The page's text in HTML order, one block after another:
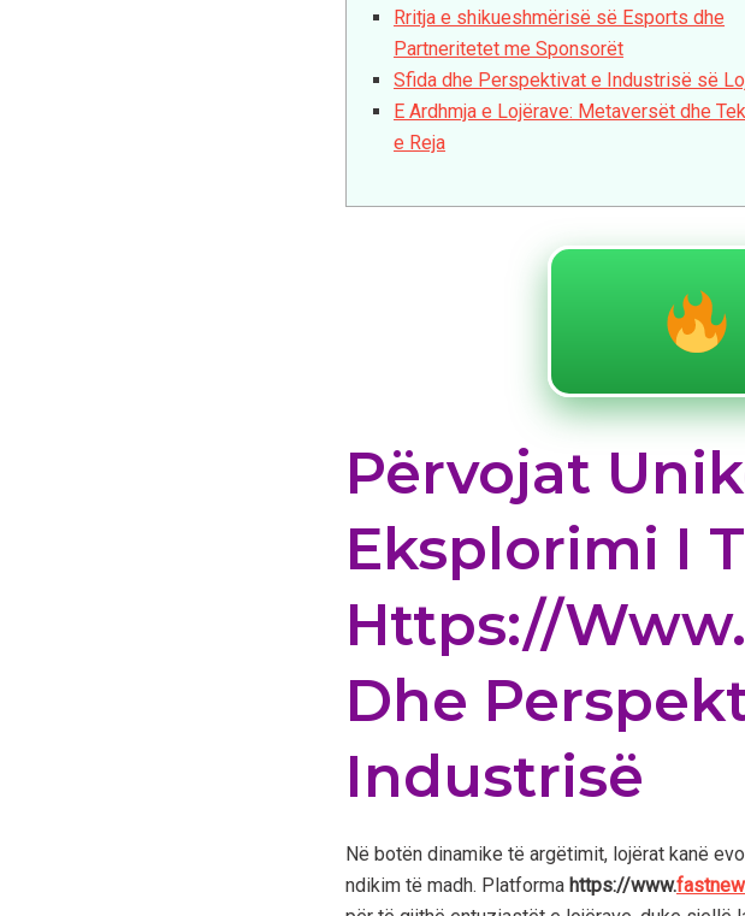
Rritja e shikueshmërisë së Esports dhe
Partneritetet me Sponsorët
Sfida dhe Perspektivat e Industrisë së
E Ardhmja e Lojërave: Metaversët dhe
e Reja
Përvojat
Eksplorimi I
Https://
Dhe
Industrisë
Në botën dinamike të argëtimit, lojërat kanë
ndikim të madh. Platforma https://www.